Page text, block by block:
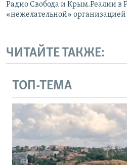
Радио Свобода и Крым.Реалии в
«нежелательной» организацией
ЧИТАЙТЕ ТАКЖЕ:
ТОП-ТЕМА